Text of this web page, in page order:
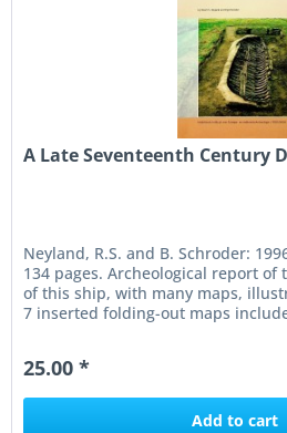
A Late Seventeenth Century
Neyland, R.S. and B. Schroder:
134 pages. Archeological report
of this ship, with many maps,
7 inserted folding-out maps
25.00 *
Add to cart